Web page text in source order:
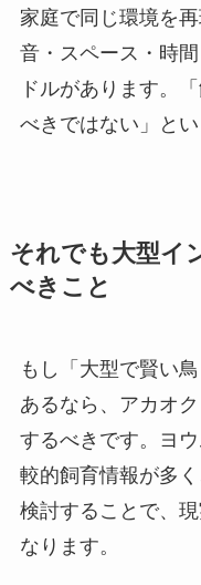
家庭で同じ環境を
音・スペース・時
ドルがあります。
べきではない」と
それでも大型イ
べきこと
もし「大型で賢い
あるなら、アカオ
するべきです。ヨ
較的飼育情報が多
検討することで、
なります。